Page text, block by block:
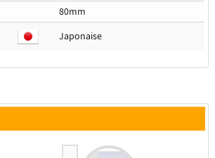
80mm
Japonaise